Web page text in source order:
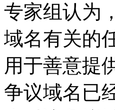
专家组认为
域名有关的
用于善意提
争议域名已